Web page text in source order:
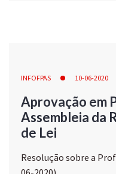
INFOFPAS 10-06-2020
Aprovação em
Assembleia da
de Lei
Resolução sobre a